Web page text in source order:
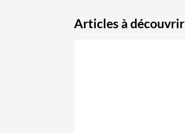
Articles à découvrir